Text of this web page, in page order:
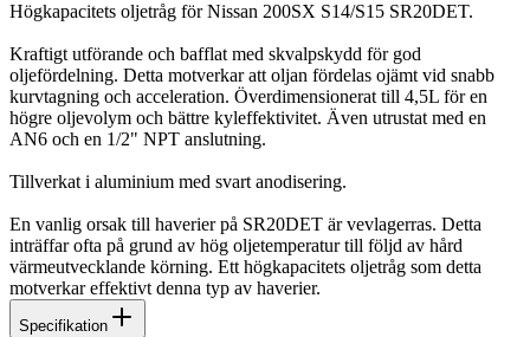
Högkapacitets oljetråg för Nissan 200SX S14/S15 SR20DET.
Kraftigt utförande och bafflat med skvalpskydd för god
oljefördelning. Detta motverkar att oljan fördelas ojämt vid snabb
kurvtagning och acceleration. Överdimensionerat till 4,5L för en
högre oljevolym och bättre kyleffektivitet. Även utrustat med en
AN6 och en 1/2" NPT anslutning.
Tillverkat i aluminium med svart anodisering.
En vanlig orsak till haverier på SR20DET är vevlagerras. Detta
inträffar ofta på grund av hög oljetemperatur till följd av hård
värmeutvecklande körning. Ett högkapacitets oljetråg som detta
motverkar effektivt denna typ av haverier.
Specifikation